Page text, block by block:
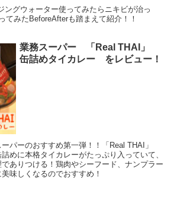
ングウォーター使ってみたらニキビが治っ
てみたBeforeAfterも踏まえて紹介！！
業務スーパー 「Real THAI」
缶詰めタイカレー をレビュー！
パーのおすすめ第一弾！！「Real THAI」
めに本格タイカレーがたっぷり入っていて、
ありつける！鶏肉やシーフード、ナンプラー
味しくなるのでおすすめ！